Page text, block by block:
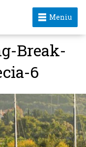
Meniu
Break-
6